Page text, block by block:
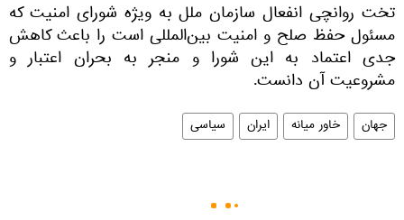
تخت روانچی انفعال سازمان ملل به ویژه شورای امنیت که
مسئول حفظ صلح و امنیت بین‌المللی است را باعث کاهش
جدی اعتماد به این شورا و منجر به بحران اعتبار و
مشروعیت آن دانست.
جهان خاور میانه ایران سیاسی